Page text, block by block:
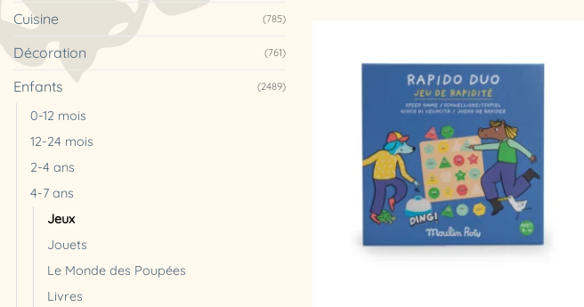
Cuisine (785)
Décoration (761)
Enfants (2489)
0-12 mois
12-24 mois
2-4 ans
4-7 ans
Jeux
Jouets
Le Monde des Poupées
Livres
Ajouter